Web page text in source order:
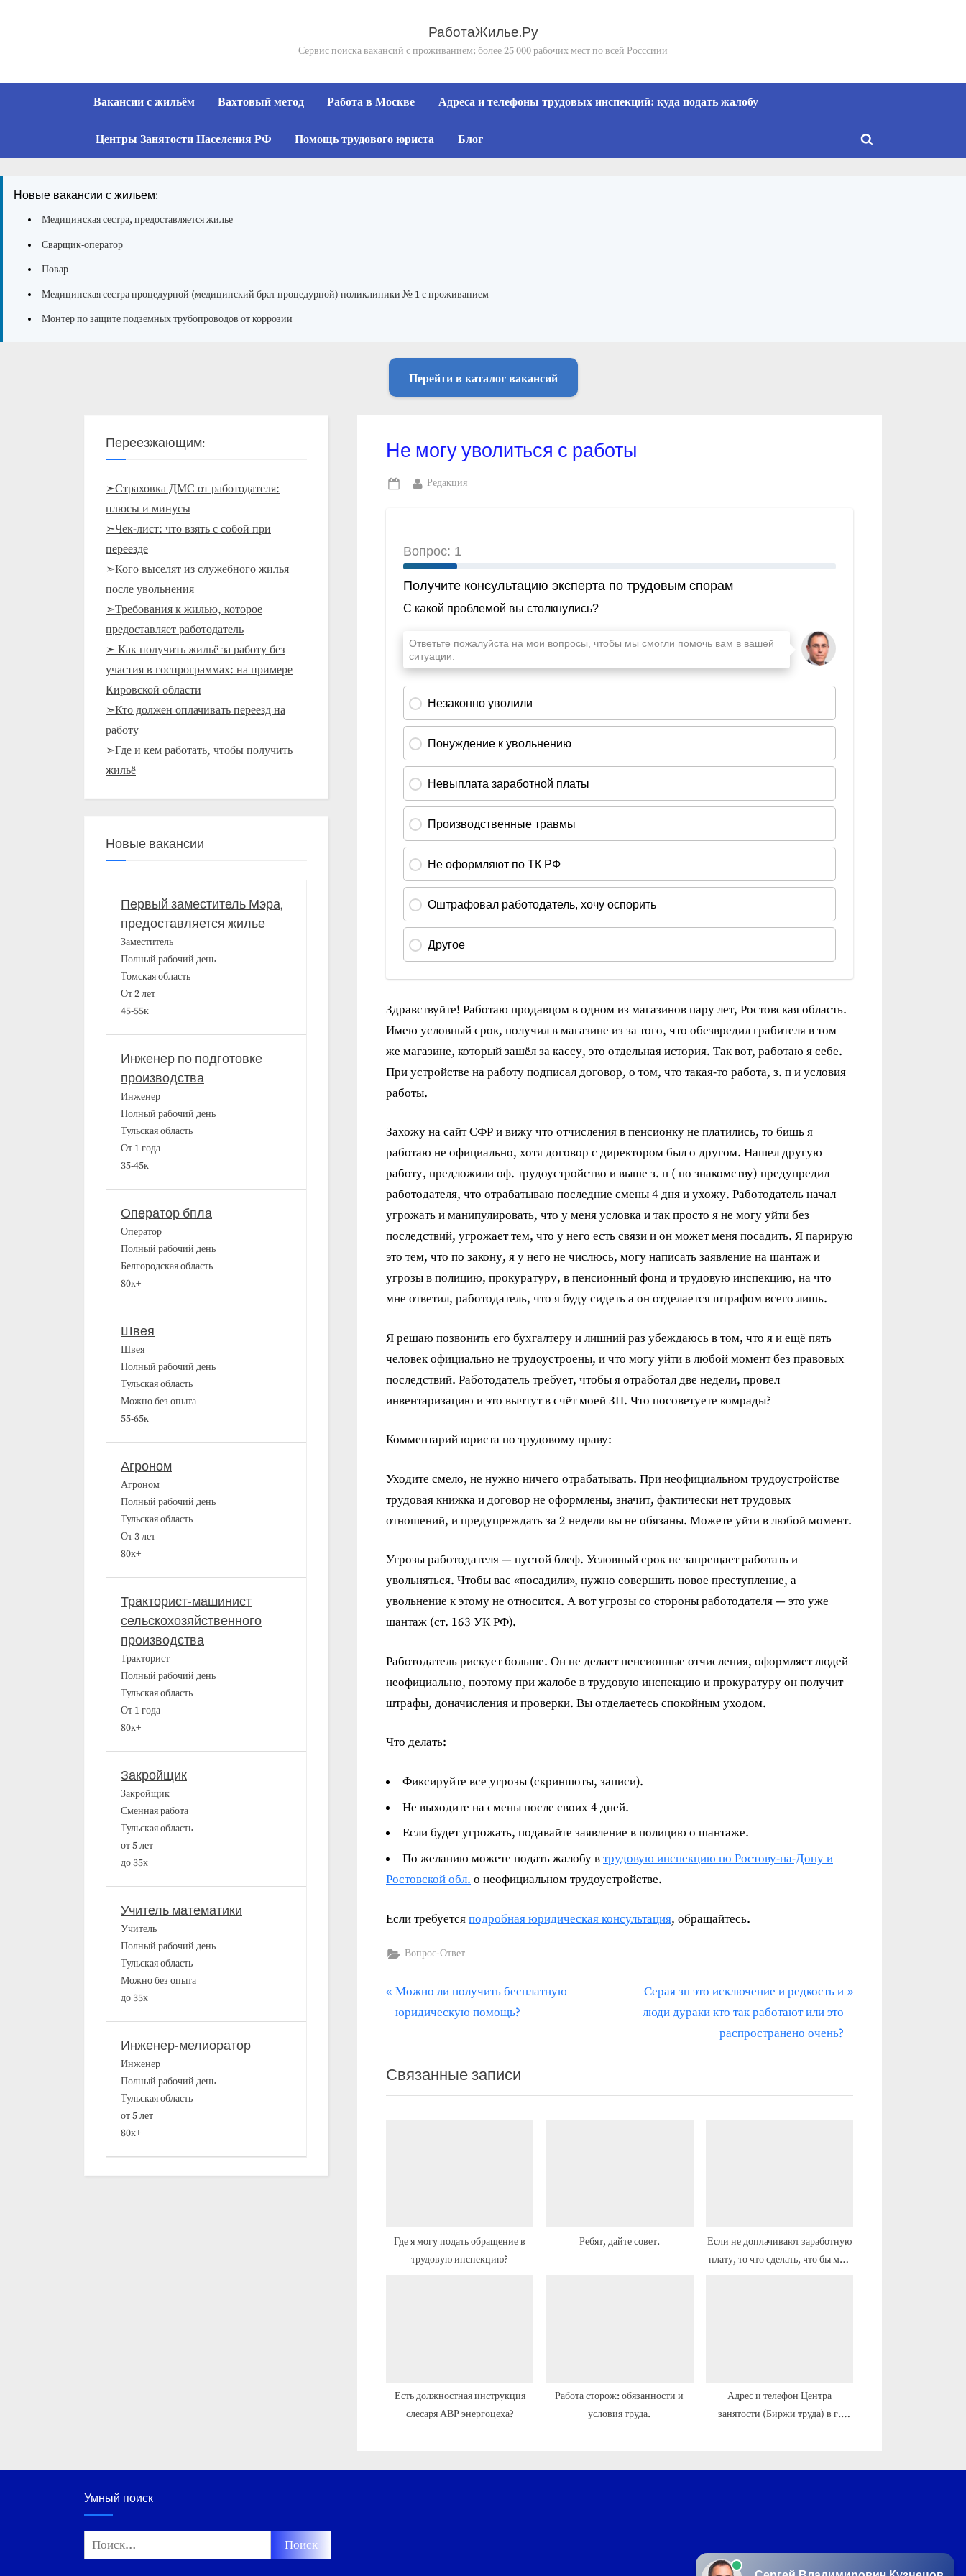
РаботаЖилье.Ру
Сервис поиска вакансий с проживанием: более 25 000 рабочих мест по всей Росссиии
Вакансии с жильём Вахтовый метод Работа в Москве Адреса и телефоны трудовых инспекций: куда подать жалобу
Центры Занятости Населения РФ Помощь трудового юриста Блог
Toggle
Новые вакансии с жильем:
Медицинская сестра, предоставляется жилье
Сварщик-оператор
Повар
Медицинская сестра процедурной (медицинский брат процедурной) поликлиники № 1 с проживанием
Монтер по защите подземных трубопроводов от коррозии
Перейти в каталог вакансий
Не могу уволиться с работы
Posted
By
Редакция
Здравствуйте! Работаю продавцом в одном из магазинов пару лет, Ростовская область.
Имею условный срок, получил в магазине из за того, что обезвредил грабителя в том
же магазине, который зашёл за кассу, это отдельная история. Так вот, работаю я себе.
При устройстве на работу подписал договор, о том, что такая-то работа, з. п и условия
работы.
Захожу на сайт СФР и вижу что отчисления в пенсионку не платились, то бишь я
работаю не официально, хотя договор с директором был о другом. Нашел другую
работу, предложили оф. трудоустройство и выше з. п ( по знакомству) предупредил
работодателя, что отрабатываю последние смены 4 дня и ухожу. Работодатель начал
угрожать и манипулировать, что у меня условка и так просто я не могу уйти без
последствий, угрожает тем, что у него есть связи и он может меня посадить. Я парирую
это тем, что по закону, я у него не числюсь, могу написать заявление на шантаж и
угрозы в полицию, прокуратуру, в пенсионный фонд и трудовую инспекцию, на что
мне ответил, работодатель, что я буду сидеть а он отделается штрафом всего лишь.
Я решаю позвонить его бухгалтеру и лишний раз убеждаюсь в том, что я и ещё пять
человек официально не трудоустроены, и что могу уйти в любой момент без правовых
последствий. Работодатель требует, чтобы я отработал две недели, провел
инвентаризацию и это вычтут в счёт моей ЗП. Что посоветуете комрады?
Комментарий юриста по трудовому праву:
Уходите смело, не нужно ничего отрабатывать. При неофициальном трудоустройстве
трудовая книжка и договор не оформлены, значит, фактически нет трудовых
отношений, и предупреждать за 2 недели вы не обязаны. Можете уйти в любой момент.
Угрозы работодателя — пустой блеф. Условный срок не запрещает работать и
увольняться. Чтобы вас «посадили», нужно совершить новое преступление, а
увольнение к этому не относится. А вот угрозы со стороны работодателя — это уже
шантаж (ст. 163 УК РФ).
Работодатель рискует больше. Он не делает пенсионные отчисления, оформляет людей
неофициально, поэтому при жалобе в трудовую инспекцию и прокуратуру он получит
штрафы, доначисления и проверки. Вы отделаетесь спокойным уходом.
Что делать:
Фиксируйте все угрозы (скриншоты, записи).
Не выходите на смены после своих 4 дней.
Если будет угрожать, подавайте заявление в полицию о шантаже.
По желанию можете подать жалобу втрудовую инспекцию по Ростову-на-Дону и
Ростовской обл. о неофициальном трудоустройстве.
Если требуетсяподробная юридическая консультация, обращайтесь.
Вопрос-Ответ
Навигация
по
П
р
ы
д
п
Можно ли получить бесплатную
юридическую помощь?
С
л
ю
и
Серая зп это исключение и редкость и
люди дураки кто так работают или это
распространено очень?
Связанные записи
Где я могу подать обращение в
трудовую инспекцию?
Ребят, дайте совет.
Если не доплачивают заработную
плату, то что сделать, что бы мне
Есть должностная инструкция
слесаря АВР энергоцеха?
Работа сторож: обязанности и
условия труда.
Адрес и телефон Центра
занятости (Биржи труда) в г.
Переезжающим:
➣Страховка ДМС от работодателя:
плюсы и минусы
➣Чек-лист: что взять с собой при
переезде
➣Кого выселят из служебного жилья
после увольнения
➣Требования к жилью, которое
предоставляет работодатель
➣ Как получить жильё за работу без
участия в госпрограммах: на примере
Кировской области
➣Кто должен оплачивать переезд на
работу
➣Где и кем работать, чтобы получить
жильё
Новые вакансии
Первый заместитель Мэра,
предоставляется жилье
Заместитель
Полный рабочий день
Томская область
От 2 лет
45-55к
Инженер по подготовке
производства
Инженер
Полный рабочий день
Тульская область
От 1 года
35-45к
Оператор бпла
Оператор
Полный рабочий день
Белгородская область
80к+
Швея
Швея
Полный рабочий день
Тульская область
Можно без опыта
55-65к
Агроном
Агроном
Полный рабочий день
Тульская область
От 3 лет
80к+
Тракторист-машинист
сельскохозяйственного
производства
Тракторист
Полный рабочий день
Тульская область
От 1 года
80к+
Закройщик
Закройщик
Сменная работа
Тульская область
от 5 лет
до 35к
Учитель математики
Учитель
Полный рабочий день
Тульская область
Можно без опыта
до 35к
Инженер-мелиоратор
Инженер
Полный рабочий день
Тульская область
от 5 лет
80к+
Умный поиск
Найти: